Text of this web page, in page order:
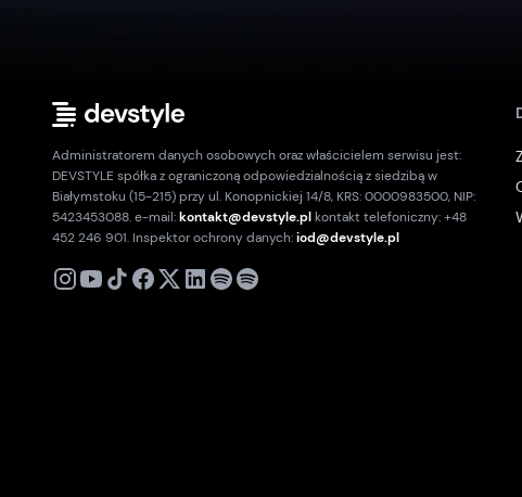
Administratorem danych osobowych oraz właścicielem serwisu jest:
DEVSTYLE spółka z ograniczoną odpowiedzialnością z siedzibą w
Białymstoku (15-215) przy ul. Konopnickiej 14/8, KRS: 0000983500, NIP:
5423453088. e-mail:kontakt@devstyle.plkontakt telefoniczny: +48
452 246 901. Inspektor ochrony danych:iod@devstyle.pl
X